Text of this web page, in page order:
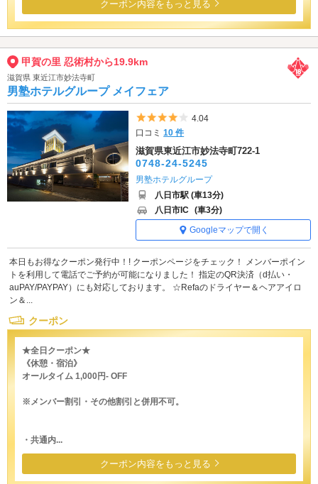
クーポン内容をもっと見る
甲賀の里 忍術村から19.9km
滋賀県 東近江市妙法寺町
男塾ホテルグループ メイフェア
5つ星のうち4
4.04
口コミ10 件
滋賀県東近江市妙法寺町722-1
0748-24-5245
男塾ホテルグループ
八日市駅 (車13分)
八日市IC (車3分)
Googleマップで開く
本日もお得なクーポン発行中！! クーポンページをチェック！ メンバーポイン
トを利用して電話でご予約が可能になりました！ 指定のQR決済（d払い・
auPAY/PAYPAY）にも対応しております。 ☆Refaのドライヤー＆ヘアアイロ
ン＆...
クーポン
★全日クーポン★
《休憩・宿泊》
オールタイム 1,000円- OFF
※メンバー割引・その他割引と併用不可。
・共通内...
クーポン内容をもっと見る